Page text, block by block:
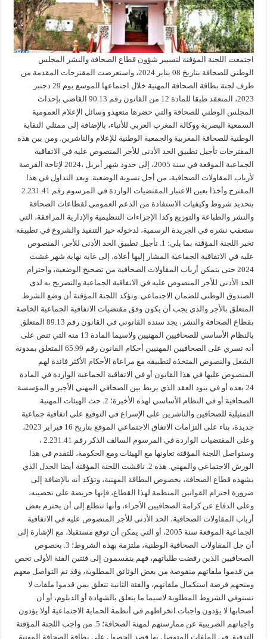
اجتمعت اللجنة المؤقتة لتسيير شؤون قطاع الصحافة والنشر المجلس
الوطني للصحافة بتاريخ 08 يناير 2024، واستعرضت المقترحات المقدمة من
طرف لجنة بطاقة الصحافة المهنية خلال اجتماعها الموسع يوم 29 دجنبر
2023، المنعقد طبقا للمادة 12 من القانون رقم 90.13 القاضي بإحداث
المجلس الوطني للصحافة والتي حضرها متعهدو وسائل الإعلام العمومية
السمعية البصرية ووكالة المغرب العربي للأنباء، بالإضافة إلى ممثلي النقابة
الوطنية للصحافة المغربية والجمعية الوطنية للإعلام والناشرين. ومن بين هذه
المقترحات تأجيل تطبيق الحد الأدنى للأجر المنصوص عليه في الاتفاقية
الجماعية الموقعة في سنة 2005، إلى حدود شهر أبريل ،2024 لإتاحة الفرصة
لأرباب المقاولات الصحافية، من أجل تسوية الوضعية. وبعد التداول في هذا
المقترح وأخذا بعين الاعتبار المقتضيات الواردة في المرسوم رقم 2.231.41
بتحديد شروط وكيفيات الاستفادة من الدعم العمومي لقطاعات الصحافة
والنشر والطباعة والتوزيع وكذا الإجراءات التنظيمية والإدارية المرافقة، التي
ستعقب نشره في الجريدة الرسمية، لدخوله حيز التنفيذ والشروع في تطبيقه
تخبر اللجنة المؤقتة بما يلي: 1. تأجيل تطبيق الحد الأدنى للأجر، المنصوص
عليه في الاتفاقية الجماعية المشار إليها أعلاه، إلى غاية نهاية شهر غشت
2024 حتى يتمكن أرباب المقاولات الصحافية من تصحيح الوضعية، واحترام
الحد الأدنى للأجر المنصوص عليه في الاتفاقية الجماعية والتصريح به لدى
الصندوق الوطني للضمان الاجتماعي. وتؤكد اللجنة المؤقتة أن وضع الشرط
المتعلق بالأجر والذي يجب أن يكون وفق مقتضيات الاتفاقية الجماعية الخاصة
بقطاع الصحافة والنشر، يجد سنده القانوني في القانون رقم 89.13 المتعلق
بالنظام الأساسي للصحافيين المهنيين ولاسيما المادة 13 منه التي تنص على
أنه تسري على الصحافيين المهنيين أحكام القانون رقم 65.99 المتعلق بمدونة
الشغل والنصوص المتخذة لتطبيقه مع مراعاة الأحكام الأكثر فائدة لهم
المنصوص عليها في هذا القانون أو في الاتفاقية الجماعية الواردة في المادة
24 بعده أو في بنود العقد الذي يربط بين الصحافي المهني الأجير و المؤسسة
الصحافية أو في النظام الأساسي لهذه الأخيرة؛ 2. حث الهيئات المهنية
التمثيلية للصحافين والناشرين على الإسراع في التوقيع على اتفاقية جماعية
جديدة، بناء على التزامات الاتفاق الاجتماعي الموقع بتاريخ 16 فبراير 2023،
وعلى المقتضيات الواردة في المرسوم السالف الذكر رقم 2.231.41 ،
وستواصل اللجنة المؤقتة تعاونها مع الهيئات ومع الحكومة، للتقدم في هذا
الورش الاجتماعي والمهني. هذه 2. ناقشت اللجنة المؤقتة أيضا الجدل الذي
يشهده قطاع الصحافة، بخصوص البطاقة المهنية، وتؤكد أنه بالإضافة إلى
ضرورة احترام القوانين المنظمة لهذا القطاع، فإنها حريصة على تحصينه،
وعلى الدفاع عن كرامة الصحافيين الأجراء، وأنها تتطلع إلى أن يحترم بعض
أرباب المقاولات الصحافية، الحد الأدنى للأجر المنصوص عليه في الاتفاقية
الجماعية الموقعة سنة 2005، أو التي يمكن أن توقع مستقبلا، مع الإشارة إلى
أن جل المقاولات الصحافية الوطنية، ملتزمة بهذه الشروط؛ 3. بخصوص
الصحافيين الذين رفضت طلباتهم، فهم ينقسمون إلى فئتين الفئة الأولى تخص
من قدموا ملفاتهم منقوصة من بعض الوثائق المطلوبة، وقد تم التواصل معهم
ومنحهم فرصة استكمال ملفاتهم، والفئة الثانية تتعلق بمن قدموا ملفات لا
تستوفي الشروط المطلوبة لاسيما ما يتعلق بالشهادة أو الدبلوم، أو أن
أصحابها لا يؤدون واجبات انخراطهم في أنظمة الحماية الاجتماعية أولا يؤدون
واجباتهم الضريبية عن ممارستهم لمهنة الصحافة؛ 5. من واجب اللجنة المؤقتة
التدقيق في الملفات المتوصل بها قصد الحصول على بطاقة الصحافة المهنية